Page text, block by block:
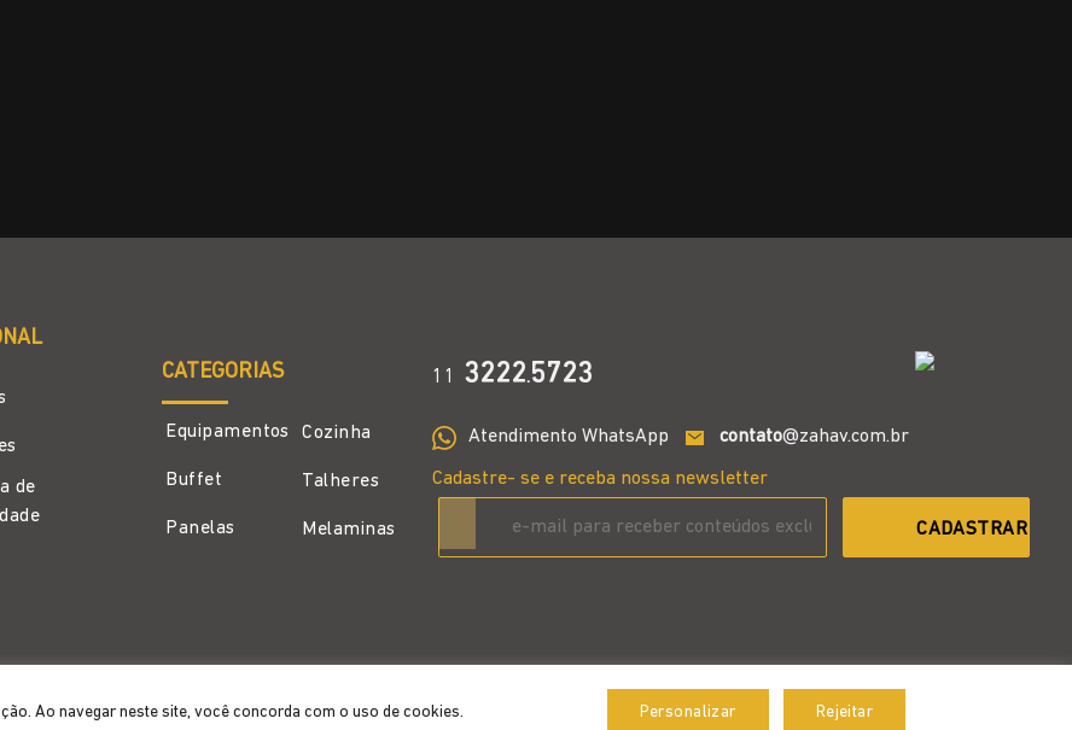
Ao navegar neste site, você concorda com o uso de cookies. Personalizar Rejeitar
de
CATEGORIAS
Equipamentos
Buffet
Panelas
Cozinha
Talheres
Melaminas
11 3222.5723
Atendimento WhatsApp contato@zahav.com.br
Cadastre- se e receba nossa newsletter
Desenvolvido por